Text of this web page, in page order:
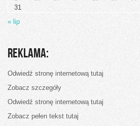
31
« lip
Reklama:
Odwiedź stronę internetową tutaj
Zobacz szczegóły
Odwiedź stronę internetową tutaj
Zobacz pełen tekst tutaj